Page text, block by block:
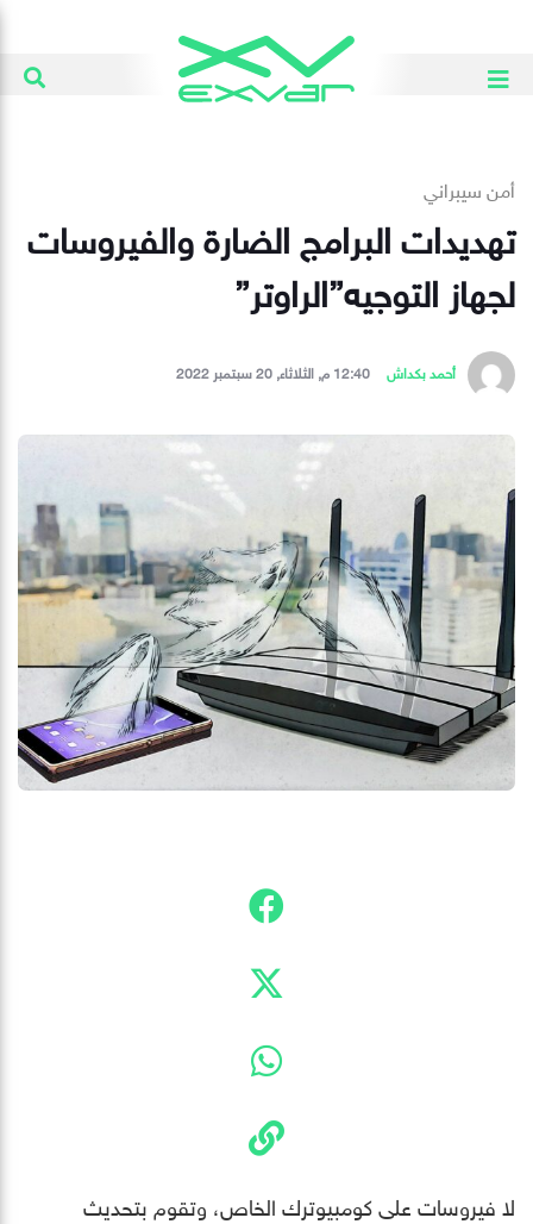
أمن سيبراني
تهديدات البرامج الضارة والفيروسات
لجهاز التوجيه”الراوتر”
أحمد بكداش 12:40 م, الثلاثاء, 20 سبتمبر 2022
لا فيروسات على كومبيوترك الخاص، وتقوم بتحديث